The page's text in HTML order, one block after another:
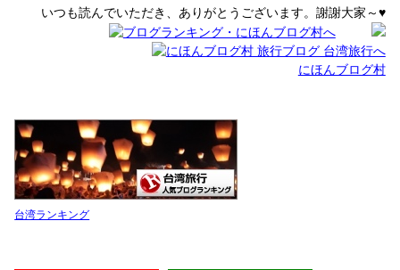
いつも読んでいただき、ありがとうございます。謝謝大家～♥
にほんブログ村
台湾ランキング